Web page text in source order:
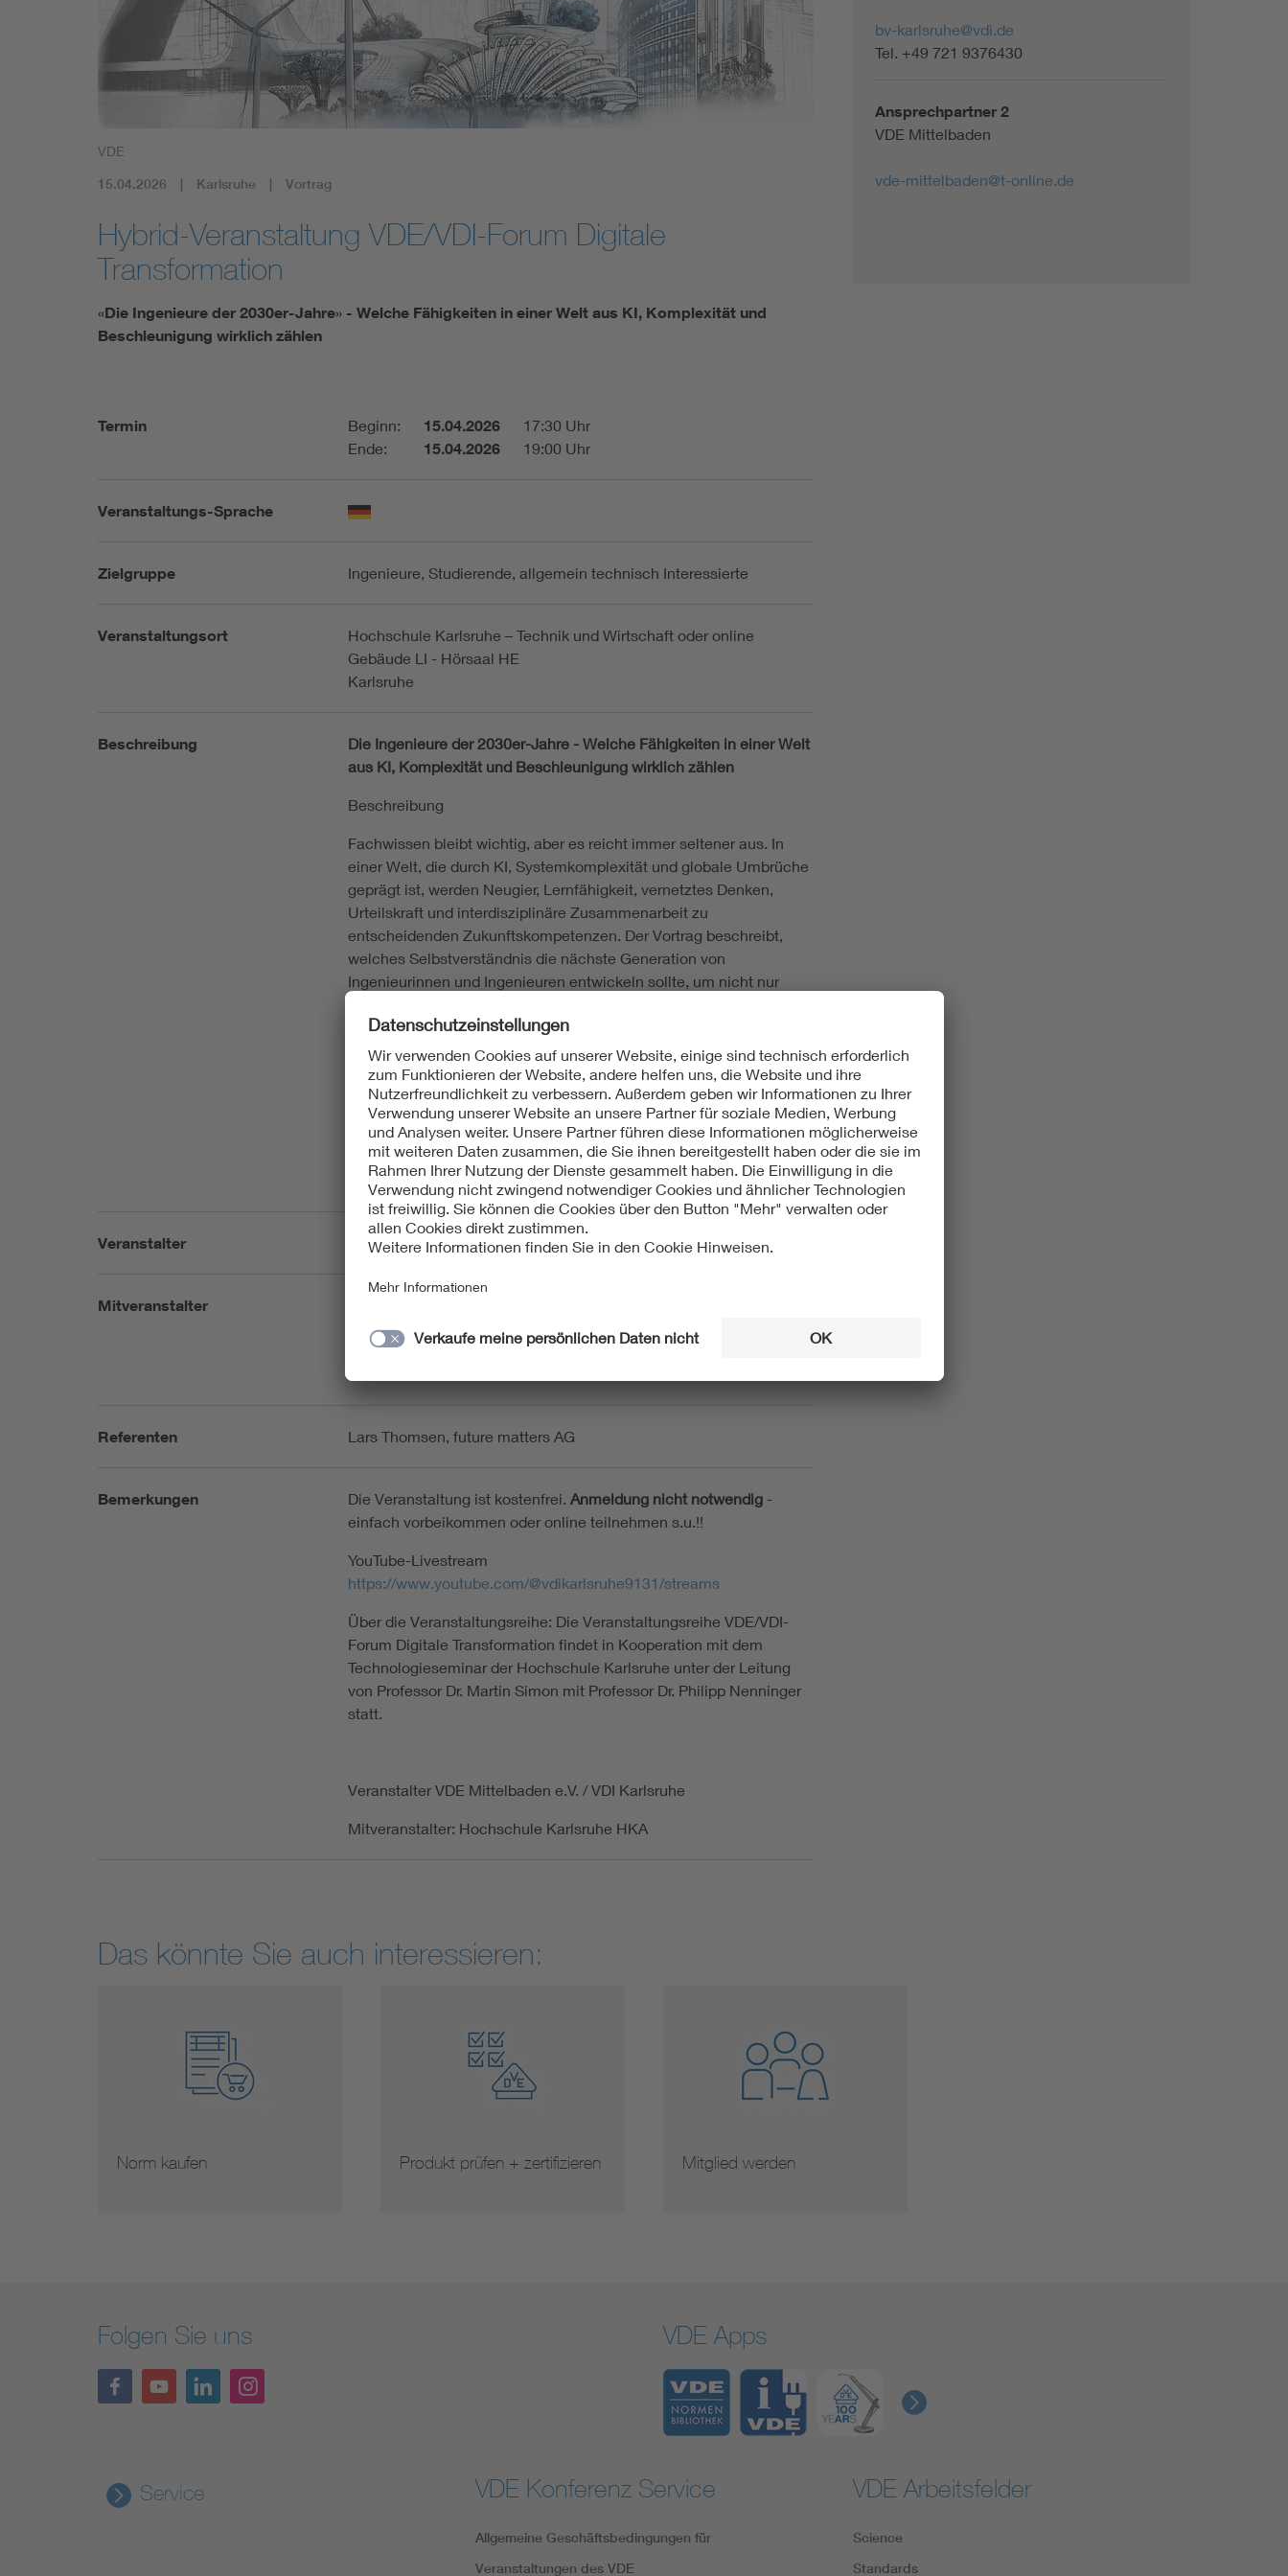
Mobility
Standards
Energy storage
Functional safety
VDE
15.04.2026 Karlsruhe Vortrag
Hybrid-Veranstaltung VDE/VDI-Forum Digitale
Transformation
«Die Ingenieure der 2030er-Jahre» - Welche Fähigkeiten in einer Welt aus KI, Komplexität und
Beschleunigung wirklich zählen
Termin Beginn: 15.04.2026
17:30 Uhr
Ende:
15.04.2026 19:00 Uhr
Veranstaltungs-Sprache
Zielgruppe Ingenieure, Studierende, allgemein technisch Interessierte
Veranstaltungsort
Hochschule Karlsruhe – Technik und Wirtschaft oder online
Gebäude LI - Hörsaal HE
Karlsruhe
Beschreibung
Die Ingenieure der 2030er-Jahre - Welche Fähigkeiten in einer Welt
aus KI, Komplexität und Beschleunigung wirklich zählen
Beschreibung
Fachwissen bleibt wichtig, aber es reicht immer seltener aus. In
einer Welt, die durch KI, Systemkomplexität und globale Umbrüche
geprägt ist, werden Neugier, Lernfähigkeit, vernetztes Denken,
Urteilskraft und interdisziplinäre Zusammenarbeit zu
entscheidenden Zukunftskompetenzen. Der Vortrag beschreibt,
welches Selbstverständnis die nächste Generation von
Ingenieurinnen und Ingenieuren entwickeln sollte, um nicht nur
Best Practices der innovativsten Unternehmen unserer Zeit. Er
zeigt, wie sich Arbeit, Rollenbilder und Werte verschieben - und
welche neuen Perspektiven und Chancen sich daraus für
neugierige Ingenieurinnen und Ingenieure, für die deutsche
Industrie und für die oft übersehenen Wachstumsmärkte der
Zukunft ergeben.
Veranstalter VDE Bezirksverein Mittelbaden e.V.
Mitveranstalter
Referenten Lars Thomsen, future matters AG
Bemerkungen Die Veranstaltung ist kostenfrei.Anmeldung nicht notwendig -
einfach vorbeikommen oder online teilnehmen s.u.!!
YouTube-Livestream
https://www.youtube.com/@vdikarlsruhe9131/streams
Über die Veranstaltungsreihe: Die Veranstaltungsreihe VDE/VDI-
Forum Digitale Transformation findet in Kooperation mit dem
Technologieseminar der Hochschule Karlsruhe unter der Leitung
von Professor Dr. Martin Simon mit Professor Dr. Philipp Nenninger
statt.
Veranstalter VDE Mittelbaden e.V. / VDI Karlsruhe
Mitveranstalter: Hochschule Karlsruhe HKA
bv-karlsruhe@vdi.de
Tel. +49 721 9376430
Ansprechpartner 2
VDE Mittelbaden
vde-mittelbaden@t-online.de
Das könnte Sie auch interessieren:
Norm kaufen Produkt prüfen + zertifizieren Mitglied werden
Folgen Sie uns VDE Apps
Service VDE Konferenz Service
Allgemeine Geschäftsbedingungen für
Veranstaltungen des VDE
VDE Arbeitsfelder
Science
Standards